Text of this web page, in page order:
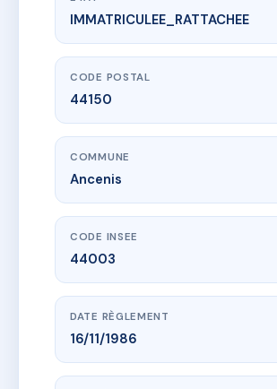
www.vme.plus/AC6479901
26 RUE DE CHAROST
26 r de charost
IMMATRICULEE_RATTACHEE
CODE POSTAL
44150
COMMUNE
Ancenis
CODE INSEE
44003
DATE RÈGLEMENT
16/11/1986